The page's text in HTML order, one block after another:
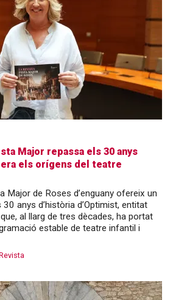
Major repassa els 30 anys
els orígens del teatre
Major de Roses d’enguany ofereix un
anys d’història d’Optimist, entitat
al llarg de tres dècades, ha portat
estable de teatre infantil i